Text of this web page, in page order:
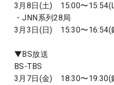
3月8日(土) 15:00〜
・JNN系列28局
3月3日(日) 15:30〜16:54(
▼BS放送
BS-TBS
3月7日(金) 18:30〜19:30(